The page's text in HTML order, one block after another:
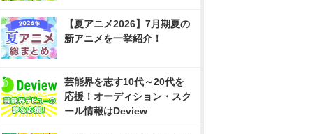
【夏アニメ2026】7月期夏の
新アニメを一挙紹介！
芸能界を志す10代～20代を
応援！オーディション・スク
ール情報はDeview